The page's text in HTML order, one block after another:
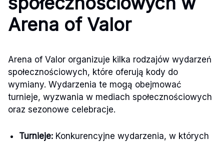
Arena of Valor
Arena of Valor organizuje kilka rodzajów wydarzeń
społecznościowych, które oferują kody do
wymiany. Wydarzenia te mogą obejmować
turnieje, wyzwania w mediach społecznościowych
oraz sezonowe celebracje.
Turnieje: Konkurencyjne wydarzenia, w których